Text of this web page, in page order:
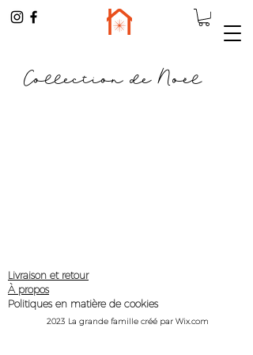
Collection de Noël
Livraison et retour
À propos
Politiques en matière de cookies
2023 La grande famille créé par Wix.com